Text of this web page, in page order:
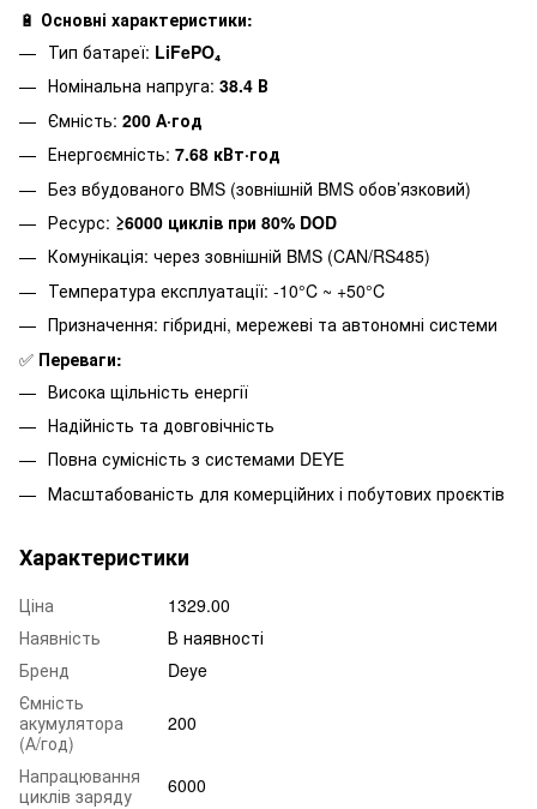
🔋 Основні характеристики:
Тип батареї: LiFePO₄
Номінальна напруга: 38.4 В
Ємність: 200 А·год
Енергоємність: 7.68 кВт·год
Без вбудованого BMS (зовнішній BMS обов’язковий)
Ресурс: ≥6000 циклів при 80% DOD
Комунікація: через зовнішній BMS (CAN/RS485)
Температура експлуатації: -10°C ~ +50°C
Призначення: гібридні, мережеві та автономні системи
✅ Переваги:
Висока щільність енергії
Надійність та довговічність
Повна сумісність з системами DEYE
Масштабованість для комерційних і побутових проєктів
Характеристики
Ціна
1329.00
Наявність
В наявності
Бренд
Deye
Ємність
акумулятора
(А/год)
200
Напрацювання
циклів заряду
6000